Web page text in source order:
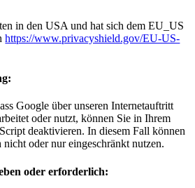
in den USA und hat sich dem EU_US
https://www.privacyshield.gov/EU-US-
Google über unseren Internetauftritt
oder nutzt, können Sie in Ihrem
deaktivieren. In diesem Fall können
nicht oder nur eingeschränkt nutzen.
oder erforderlich: